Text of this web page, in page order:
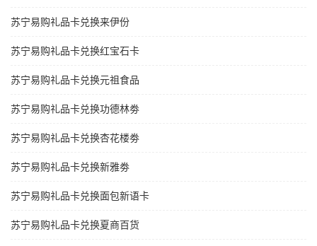
苏宁易购礼品卡兑换来伊份
苏宁易购礼品卡兑换红宝石卡
苏宁易购礼品卡兑换元祖食品
苏宁易购礼品卡兑换功德林劵
苏宁易购礼品卡兑换杏花楼劵
苏宁易购礼品卡兑换新雅劵
苏宁易购礼品卡兑换面包新语卡
苏宁易购礼品卡兑换夏商百货